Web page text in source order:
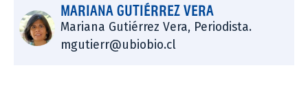
MARIANA GUTIÉRREZ VERA
Mariana Gutiérrez Vera, Periodista.
mgutierr@ubiobio.cl